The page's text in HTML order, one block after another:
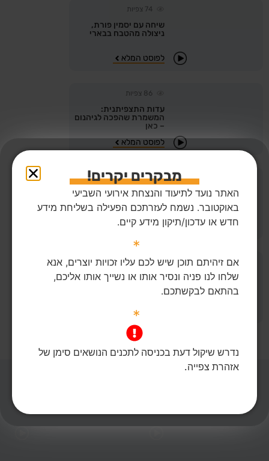
74 צפיות
שיחה עם יסמין פורת,
ניצולה מהטבח בבארי
לפוסט המלא
86 צפיות
עדות התצפיתנית:
המשמרת שהפכה לגיהנום
– כאן
לפוסט המלא
קשה לצפייה ×
170צפיות
"ניצלתי בזכות הגופות
שהיו עליי" – עדותו של
נועם כהן
לפוסט המלא
41צפיות
החיבוק שהציל את יעל:
מהממ"ד הבוער
לפוסט המלא
מבקרים יקרים!
האתר נועד לתיעוד והנצחת אירועי השביעי
באוקטובר. נשמח לעזרתכם הפעילה בשליחת מידע
חדש או עדכון/תיקון מידע קיים.
*
אם זיהיתם תוכן שיש לכם עליו זכויות יוצרים, אנא
שלחו לנו פניה ונסיר אותו או נשייך אותו אליכם,
בהתאם לבקשתכם.
*
נדרש שיקול דעת בכניסה לתכנים הנושאים סימן של
אזהרת צפייה.